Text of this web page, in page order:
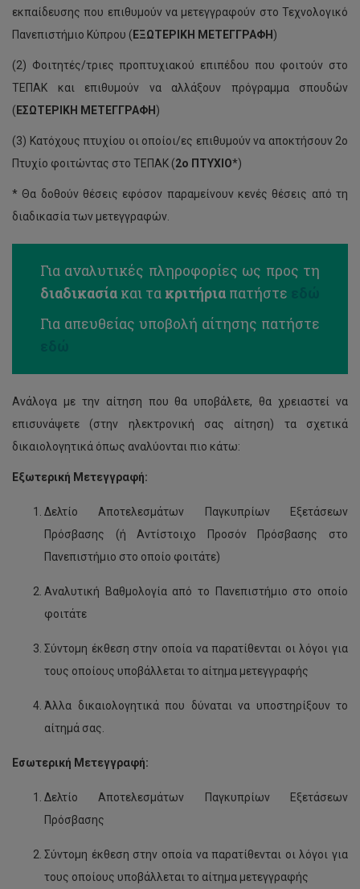
εκπαίδευσης που επιθυμούν να μετεγγραφούν στο Τεχνολογικό
Πανεπιστήμιο Κύπρου ( ΕΞΩΤΕΡΙΚΗ ΜΕΤΕΓΓΡΑΦΗ )
(2) Φοιτητές/τριες προπτυχιακού επιπέδου που φοιτούν στο
ΤΕΠΑΚ και επιθυμούν να αλλάξουν πρόγραμμα σπουδών
( ΕΣΩΤΕΡΙΚΗ ΜΕΤΕΓΓΡΑΦΗ )
(3) Κατόχους πτυχίου οι οποίοι/ες επιθυμούν να αποκτήσουν 2ο
Πτυχίο φοιτώντας στο ΤΕΠΑΚ (2ο ΠΤΥΧΙΟ*)
* Θα δοθούν θέσεις εφόσον παραμείνουν κενές θέσεις από τη
διαδικασία των μετεγγραφών.
Για αναλυτικές πληροφορίες ως προς τη
διαδικασία και τα κριτήρια πατήστε
Για απευθείας υποβολή αίτησης πατήστε
Ανάλογα με την αίτηση που θα υποβάλετε, θα χρειαστεί να
επισυνάψετε (στην ηλεκτρονική σας αίτηση) τα σχετικά
δικαιολογητικά όπως αναλύονται πιο κάτω:
Εξωτερική Μετεγγραφή:
Δελτίο Αποτελεσμάτων Παγκυπρίων Εξετάσεων
Πρόσβασης (ή Αντίστοιχο Προσόν Πρόσβασης στο
Πανεπιστήμιο στο οποίο φοιτάτε)
Αναλυτική Βαθμολογία από το Πανεπιστήμιο στο οποίο
φοιτάτε
Σύντομη έκθεση στην οποία να παρατίθενται οι λόγοι για
τους οποίους υποβάλλεται το αίτημα μετεγγραφής
Άλλα δικαιολογητικά που δύναται να υποστηρίξουν το
αίτημά σας.
Εσωτερική Μετεγγραφή:
Δελτίο Αποτελεσμάτων Παγκυπρίων Εξετάσεων
Πρόσβασης
Σύντομη έκθεση στην οποία να παρατίθενται οι λόγοι για
τους οποίους υποβάλλεται το αίτημα μετεγγραφής